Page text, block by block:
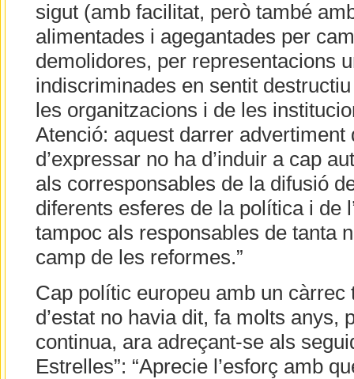
sigut (amb facilitat, però també
alimentades i agegantades per
demolidores, per representacions
indiscriminades en sentit
les organitzacions i de les
Atenció: aquest darrer advertiment
d’expressar no ha d’induir a cap
als corresponsables de la difusió
diferents esferes de la política i de
tampoc als responsables de tanta
camp de les reformes.”
Cap polític europeu amb un càrrec
d’estat no havia dit, fa molts anys,
continua, ara adreçant-se als
Estrelles”: “Aprecie l’esforç amb